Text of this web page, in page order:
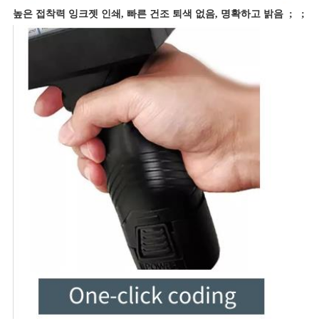
높은 접착력 잉크젯 인쇄, 빠른 건조 퇴색 없음, 명확하고 밝음 ; ;